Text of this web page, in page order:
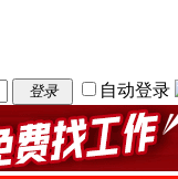
登录 自动登录